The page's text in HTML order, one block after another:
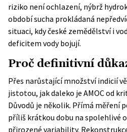
riziko není ochlazení, nýbrž
období sucha prokládaná
situaci, kdy české zemědělství i
deficitem vody bojují.
Proč definitivní
Přes narůstající množství indicií
jistotou, jak daleko je AMOC od
Důvodů je několik. Přímá měření
příliš krátkou dobu na spolehlivé
přirozené variability.